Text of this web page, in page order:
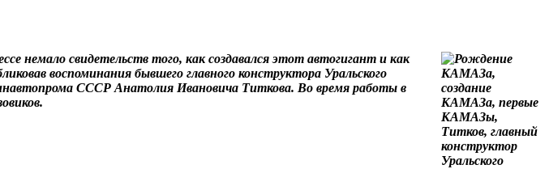
немало свидетельств того, как создавался этот автогигант и как
воспоминания бывшего главного конструктора Уральского
СССР Анатолия Ивановича Титкова. Во время работы в